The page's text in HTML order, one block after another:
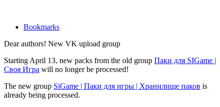
Bookmarks
Dear authors! New VK upload group
Starting April 13, new packs from the old group Паки для SIGame |
Своя Игра will no longer be processed!
The new group SiGame | Паки для игры | Хранилище паков is
already being processed.